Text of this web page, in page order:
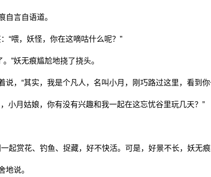
自言自语道。
“喂，妖怪，你在这嘀咕什么呢？”
”妖无痕尴尬地挠了挠头。
，“其实，我是个凡人，名叫小月，刚巧路过这里，看到
小月姑娘，你有没有兴趣和我一起在这忘忧谷里玩几天？”
起赏花、钓鱼、捉藏，好不快活。可是，好景不长，妖无
地说。